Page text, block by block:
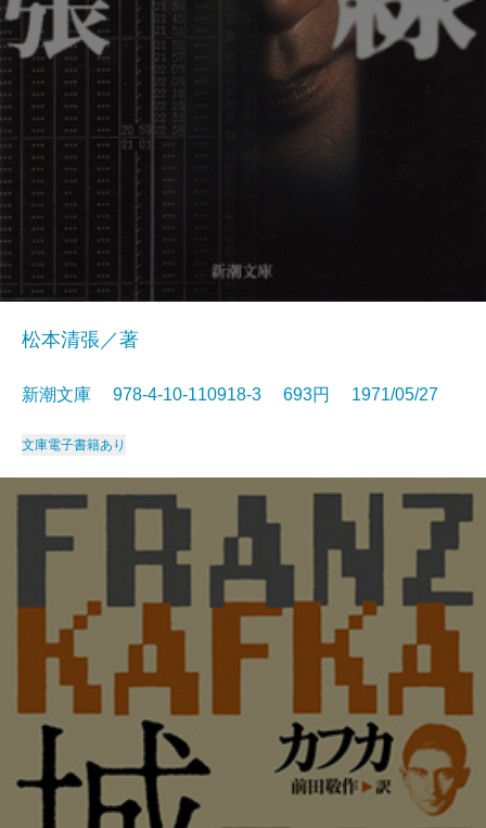
松本清張／著
新潮文庫 978-4-10-110918-3 693円 1971/05/27
文庫電子書籍あり